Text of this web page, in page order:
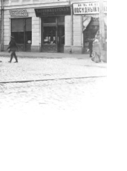
РОКУ